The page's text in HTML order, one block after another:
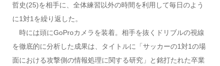
哲史(25)を相手に、全体練習以外の時間を利用して毎日のよう
に1対1を繰り返した。
時には頭にGoProカメラを装着。相手を抜くドリブルの視線
を徹底的に分析した成果は、タイトルに「サッカーの1対1の場
面における攻撃側の情報処理に関する研究」と銘打たれた卒業